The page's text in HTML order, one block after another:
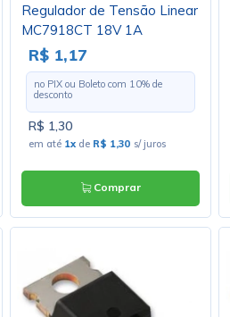
Regulador de Tensão Linear
MC7918CT 18V 1A
Negativo TO220 - ON - Cód.
Loja 2986
R$ 1,17
no PIX ou Boleto com 10% de
desconto
R$ 1,30
em até 1x de R$ 1,30 s/ juros
Comprar